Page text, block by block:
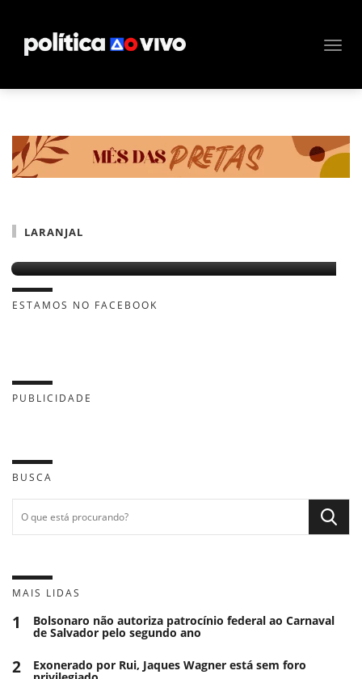
LARANJAL
ESTAMOS NO FACEBOOK
PUBLICIDADE
BUSCA
MAIS LIDAS
1 Bolsonaro não autoriza patrocínio federal ao Carnaval
de Salvador pelo segundo ano
2 Exonerado por Rui, Jaques Wagner está sem foro